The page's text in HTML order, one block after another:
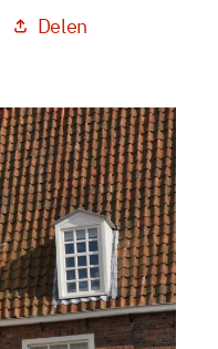
Delen